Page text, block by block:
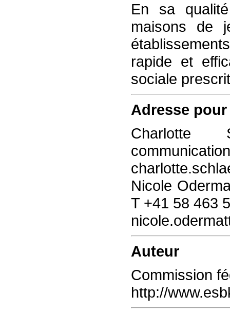
En sa
maisons de
rapide et
sociale
Adresse
Charlotte
Nicole
T +41 58 463
Auteur
Commission
http://